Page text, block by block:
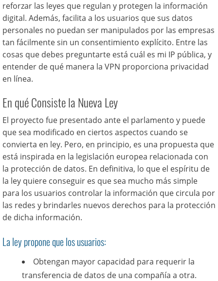
reforzar las leyes que regulan y protegen la información
digital. Además, facilita a los usuarios que sus datos
personales no puedan ser manipulados por las empresas
tan fácilmente sin un consentimiento explícito. Entre las
cosas que debes preguntarte está cuál es mi IP pública, y
entender de qué manera la VPN proporciona privacidad
en línea.
En qué Consiste la Nueva Ley
El proyecto fue presentado ante el parlamento y puede
que sea modificado en ciertos aspectos cuando se
convierta en ley. Pero, en principio, es una propuesta que
está inspirada en la legislación europea relacionada con
la protección de datos. En definitiva, lo que el espíritu de
la ley quiere conseguir es que sea mucho más simple
para los usuarios controlar la información que circula por
las redes y brindarles nuevos derechos para la protección
de dicha información.
La ley propone que los usuarios:
Obtengan mayor capacidad para requerir la
transferencia de datos de una compañía a otra.